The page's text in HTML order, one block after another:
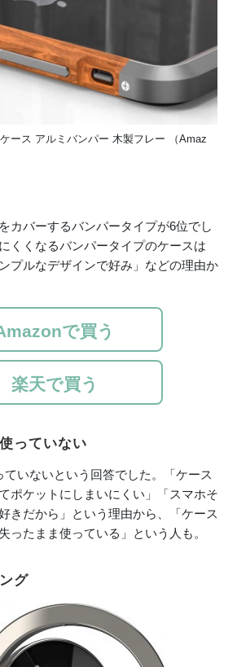
ース アルミバンパー 木製フレー （Amaz
カバーするバンパータイプが6位でし
くくなるバンパータイプのケースは
プルなデザインで好み」などの理由か
で買う
楽天で買う
っていない
いないという回答でした。「ケース
ポケットにしまいにくい」「スマホそ
きだから」という理由から、「ケース
ったまま使っている」という人も。
グ